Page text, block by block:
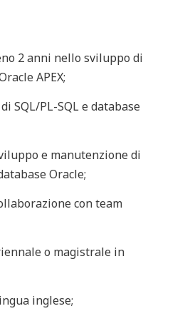
2 anni nello sviluppo di
APEX;
SQL/PL-SQL e database
e manutenzione di
Oracle;
con team
o magistrale in
inglese;